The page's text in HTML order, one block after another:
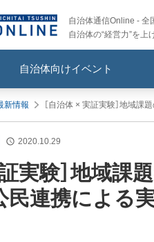
自治体通信Online - 全
自治体の“経営力”を上
自治体向けイベント
新情報 ［自治体 × 実証実験］地域
2020.10.29
証実験］地域
連携による